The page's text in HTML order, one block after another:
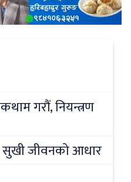
गरौं, नियन्त्रण
सुखी जीवनको आधार